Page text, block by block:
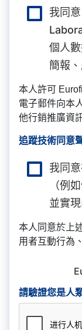
我同
個人
簡報
本人許可
電子郵件向本
他行銷推廣資
追蹤技術同意
我同
（例
並實
本人同意於上
用者互動行為
請驗證您是人